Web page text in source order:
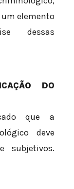
um elemento
dessas
DO
que a
deve
subjetivos.